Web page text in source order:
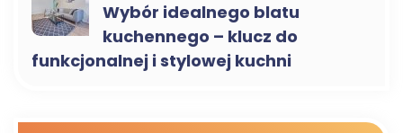
Wybór idealnego blatu
kuchennego – klucz do
funkcjonalnej i stylowej kuchni